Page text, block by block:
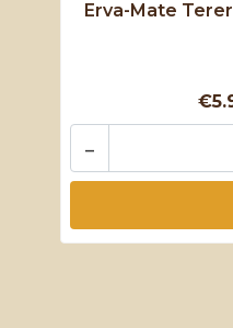
Erva-Mate
-